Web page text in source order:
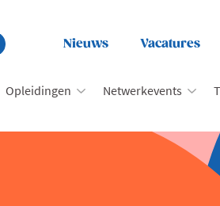
Nieuws Vacatures
Opleidingen Netwerkevents